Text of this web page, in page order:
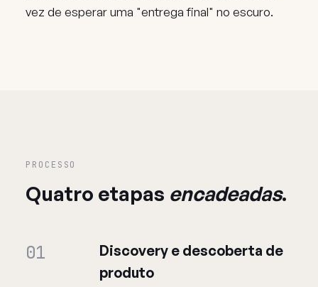
vez de esperar uma "entrega final" no escuro.
PROCESSO
Quatro etapas encadeadas.
01
Discovery e descoberta de
produto